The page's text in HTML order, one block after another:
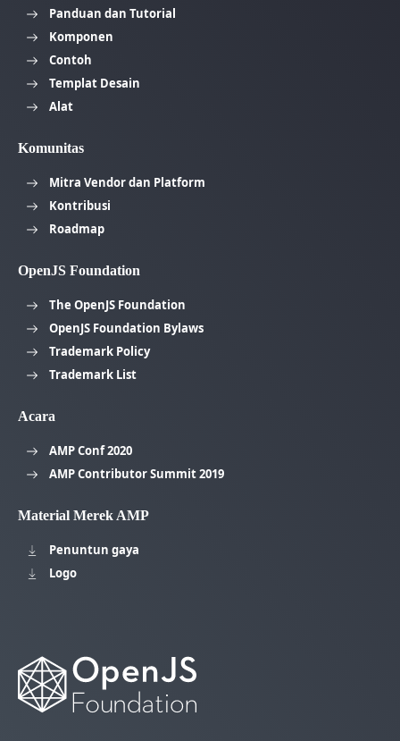
Panduan dan Tutorial
Komponen
Contoh
Templat Desain
Alat
Komunitas
Mitra Vendor dan Platform
Kontribusi
Roadmap
OpenJS Foundation
The OpenJS Foundation
OpenJS Foundation Bylaws
Trademark Policy
Trademark List
Acara
AMP Conf 2020
AMP Contributor Summit 2019
Material Merek AMP
Penuntun gaya
Logo